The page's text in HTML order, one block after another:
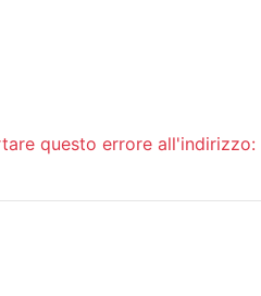
questo errore all'indirizzo: